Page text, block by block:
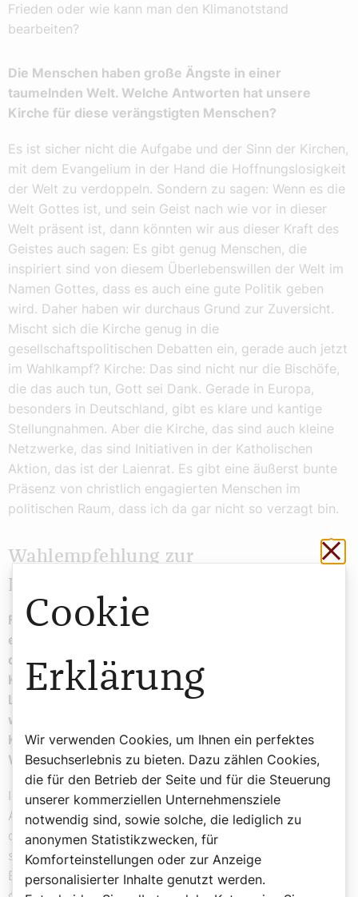
Frieden oder wie kann man den Klimanotstand
bearbeiten?
Die Menschen haben große Ängste in einer
taumelnden Welt. Welche Antworten hat unsere
Kirche für diese verängstigten Menschen?
Es ist sicher nicht die Aufgabe und der Sinn der Kirchen,
mit dem Evangelium in der Hand die Hoffnungslosigkeit
der Welt zu verdoppeln. Sondern zu sagen: Wenn es die
Welt Gottes ist, und sein Geist nach wie vor in dieser
Welt präsent ist, dann könnten wir aus dieser Kraft des
Geistes auch sagen: Es gibt genug Menschen, die
inspiriert sind von diesem Überlebenswillen der Welt im
Namen Gottes, dass es auch eine gute Politik geben
wird. Daher haben wir durchaus Grund zur Zuversicht.
Mischt sich die Kirche genug in die
gesellschaftspolitischen Debatten ein, gerade auch jetzt
im Wahlkampf? Kirche: Das sind nicht nur die Bischöfe,
die das auch tun, Gott sei Dank. Gerade in Europa,
besonders in Deutschland, gibt es klare und kantige
Stellungnahmen. Aber die Kirche, das sind auch kleine
Netzwerke, das sind Initiativen in der Katholischen
Aktion, das ist der Laienrat. Es gibt eine äußerst bunte
Präsenz von christlich engagierten Menschen im
politischen Raum, dass ich da gar nicht so verzagt bin.
Wahlempfehlung zur
Nationalratswahl
Früher gaben die Bischöfe in Hirtenbriefen gleichsam
eine Wahlempfehlung ab, und dann die Priester auf
den Kanzeln. Am 29. August machte dies die
Katholische Aktion Österreich im Wiener Cafe
Landtmann, indem sie vor einer Stimme für die FPÖ
warnte. Brauchen mündige Katholikinnen und
Katholiken heutzutage noch eine Wahl- oder Nicht-
Wahlempfehlung?
Ich habe das nicht als Warnung verstanden, sondern als
Aufruf nachzudenken, zu überprüfen, ob das, wofür
diese Partei, aber auch andere politische Parteien
stehen, ob das mit dem Kern der Botschaft des
Evangeliums kompatibel ist. Diese Überprüfung mahnt
Cookie
Erklärung
Wir verwenden Cookies, um Ihnen ein perfektes
Besuchserlebnis zu bieten. Dazu zählen Cookies,
die für den Betrieb der Seite und für die Steuerung
unserer kommerziellen Unternehmensziele
notwendig sind, sowie solche, die lediglich zu
anonymen Statistikzwecken, für
Komforteinstellungen oder zur Anzeige
personalisierter Inhalte genutzt werden.